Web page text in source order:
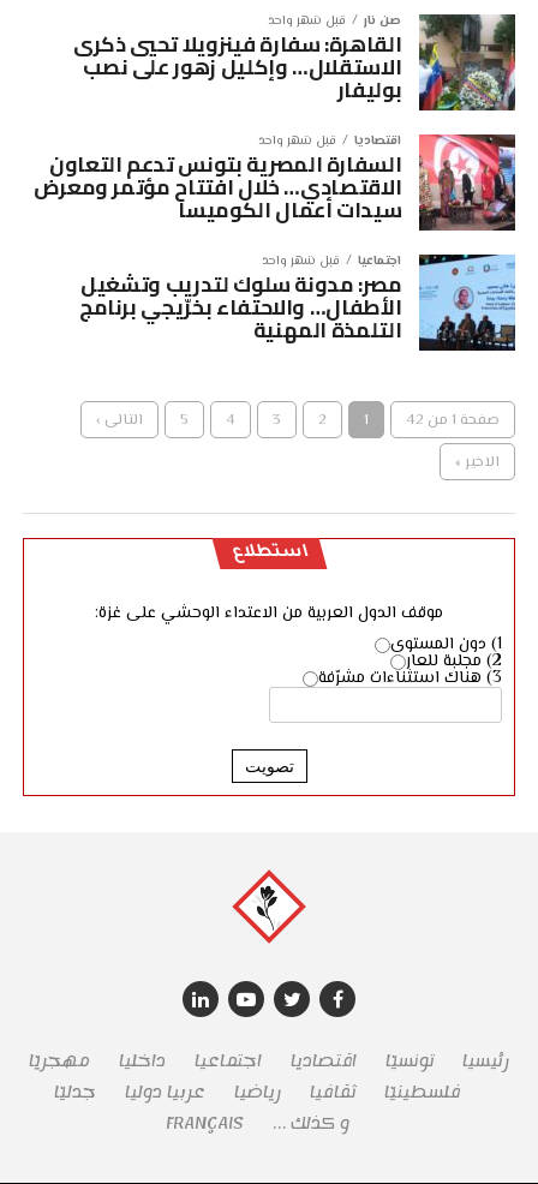
صن نار قبل شهر واحد
القاهرة: سفارة فينزويلا تحيي ذكرى
الاستقلال… وإكليل زهور على نصب
بوليفار
اقتصاديا قبل شهر واحد
السفارة المصرية بتونس تدعم التعاون
الاقتصادي… خلال افتتاح مؤتمر ومعرض
سيدات أعمال الكوميسا
اجتماعيا قبل شهر واحد
مصر: مدونة سلوك لتدريب وتشغيل
الأطفال… والاحتفاء بخرّيجي برنامج
التلمذة المهنية
صفحة 1 من 42 1
2
3
4
5
التالى ›
الاخير »
استطلاع
موقف الدول العربية من الاعتداء الوحشي على غزة:
1) دون المستوى
2) مجلبة للعار
3) هناك استثناءات مشرّفة
تصويت
رئيسيا تونسيّا اقتصاديا اجتماعيا داخليا
مهجريّا
فلسطينيّا
ثقافيا رياضيا عربيا دوليا
جدليّا
و كذلك …
FRANÇAIS